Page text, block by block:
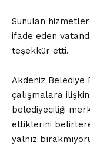
Sunulan
ifade eden
teşekkür etti.
Akdeniz Belediye
çalışmalara
belediyeciliği
ettiklerini
yalnız